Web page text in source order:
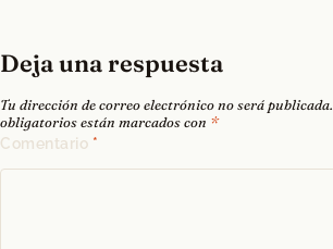
Deja una respuesta
Tu dirección de correo electrónico no será publicada.
obligatorios están marcados con *
Comentario *